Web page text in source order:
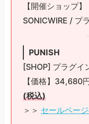
【開催ショップ】
SONICWIRE / プ
PUNISH
[SHOP] プラグイ
【価格】34,680
(税込)
＞＞ セールペー